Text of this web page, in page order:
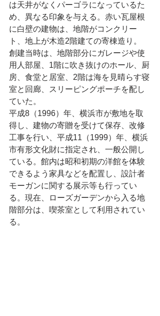
は天井がなくパーゴラになっているた
め、異なる印象を与える。赤い瓦屋根
に白壁の建物は、地階がコンクリー
ト、地上が木造2階建ての寄棟造り。
創建当時は、地階部分にガレージや使
用人部屋、1階に吹き抜けのホール、厨
房、食堂と居室、2階は海を見晴らす寝
室と回廊、スリーピングポーチを配し
ていた。
平成8（1996）年、横浜市が敷地を取
得し、建物の寄贈を受けて保存、改修
工事を行い、平成11（1999）年、横浜
市有形文化財に指定され、一般公開し
ている。館内は昭和初期の洋館を体験
できるよう家具などを配置し、設計者
モーガンに関する展示等も行ってい
る。現在、ローズガーデンから入る地
階部分は、喫茶室として利用されてい
る。